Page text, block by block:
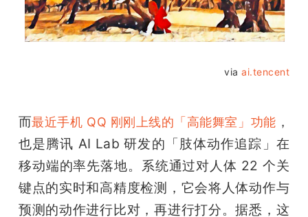
via ai.tencent
而最近手机 QQ 刚刚上线的「高能舞室」功能 ，
也是腾讯 AI Lab 研发的「肢体动作追踪」在
移动端的率先落地。系统通过对人体 22 个关
键点的实时和高精度检测，它会将人体动作与
预测的动作进行比对，再进行打分。据悉，这